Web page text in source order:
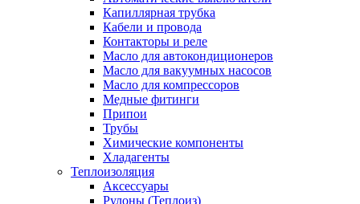
Капиллярная трубка
Кабели и провода
Контакторы и реле
Масло для автокондиционеров
Масло для вакуумных насосов
Масло для компрессоров
Медные фитинги
Припои
Трубы
Химические компоненты
Хладагенты
Теплоизоляция
Аксессуары
Рулоны (Теплоиз)